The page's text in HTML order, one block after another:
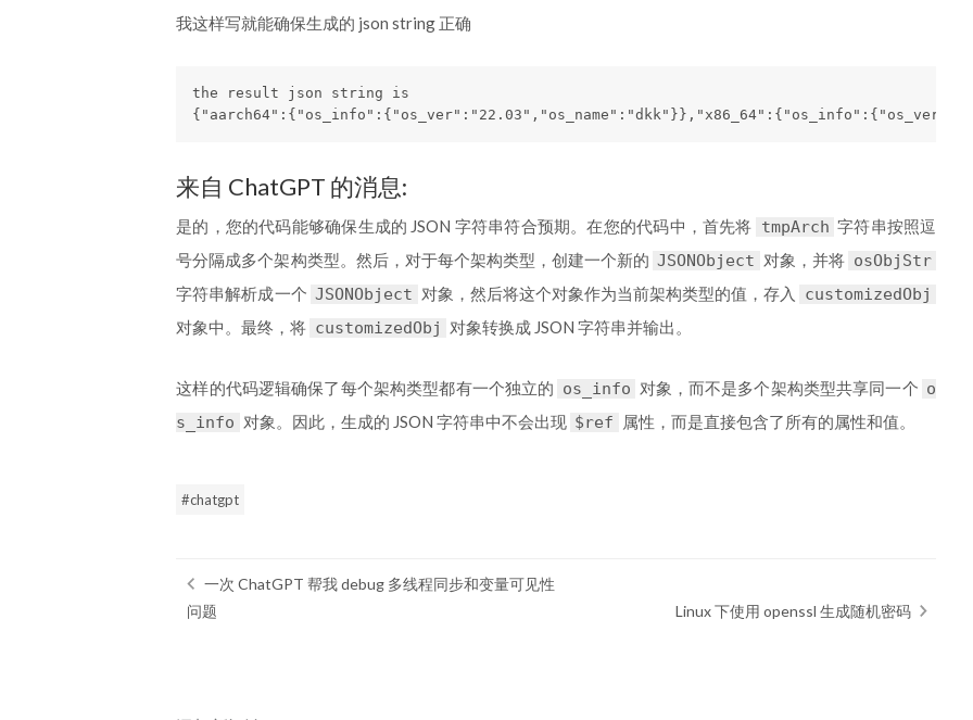
我这样写就能确保生成的 json string 正确
the result json string is
来自 ChatGPT 的消息:
是的，您的代码能够确保生成的 JSON 字符串符合预期。在您的代码中，首先将 tmpArch 字符串按照逗
号分隔成多个架构类型。然后，对于每个架构类型，创建一个新的 JSONObject 对象，并将 osObjStr
字符串解析成一个 JSONObject 对象，然后将这个对象作为当前架构类型的值，存入
customizedObj
对象中。最终，将 customizedObj 对象转换成 JSON 字符串并输出。
这样的代码逻辑确保了每个架构类型都有一个独立的 os_info 对象，而不是多个架构类型共享同一个 o
s_info 对象。因此，生成的 JSON 字符串中不会出现 $ref 属性，而是直接包含了所有的属性和值。
chatgpt
一次 ChatGPT 帮我 debug 多线程同步和变量可见性
问题
Linux 下使用 openssl 生成随机密码